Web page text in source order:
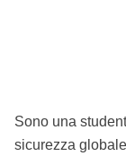
Sono una
sicurezza